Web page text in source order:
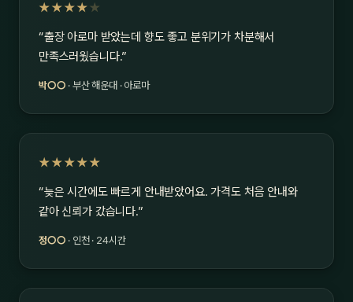
★★★★ ★
“출장 아로마 받았는데 향도 좋고 분위기가 차분해서
만족스러웠습니다.”
박○○ · 부산 해운대 · 아로마
★★★★★
“늦은 시간에도 빠르게 안내받았어요. 가격도 처음 안내와
같아 신뢰가 갔습니다.”
정○○ · 인천 · 24시간